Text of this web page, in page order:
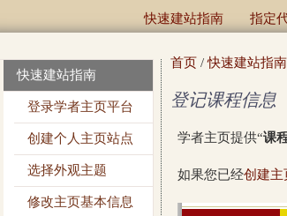
快速建站指南 指定
首页 / 快速建站指南
登记课程信息
学者主页提供“课
如果您已经创建主
快速建站指南
登录学者主页平台
创建个人主页站点
选择外观主题
修改主页基本信息